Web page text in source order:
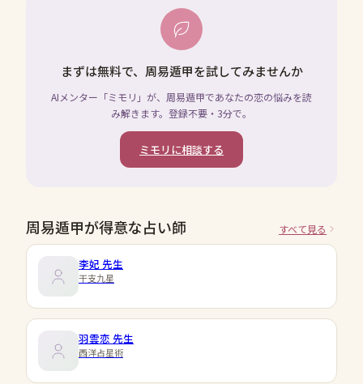
まずは無料で、周易遁甲を試してみませんか
AIメンター「ミモリ」が、周易遁甲であなたの恋の悩みを読
み解きます。登録不要・3分で。
ミモリに相談する
周易遁甲が得意な占い師 すべて見る
李妃 先生
干支九星
羽雲恋 先生
西洋占星術